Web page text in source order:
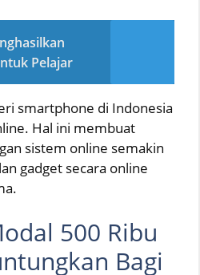
Pelajar
smartphone di Indonesia
Hal ini membuat
sistem online semakin
gadget secara online
500 Ribu
Bagi